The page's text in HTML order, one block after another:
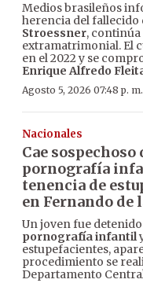
Medios brasileños
herencia del
Stroessner, continúa
extramatrimonial. El
en el 2022 y se
Enrique Alfredo
Agosto 5, 2026 07:48 p. m.
Nacionales
Cae sospechoso
pornografía
tenencia de
en Fernando de
Un joven fue
pornografía infantil
estupefacientes,
procedimiento se
Departamento